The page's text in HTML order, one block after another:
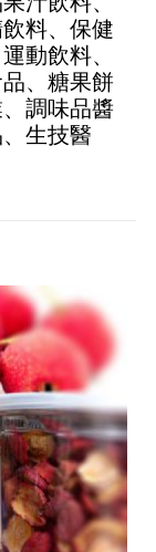
of 5
料、保健
動飲料、
、糖果餅
調味品醬
生技醫